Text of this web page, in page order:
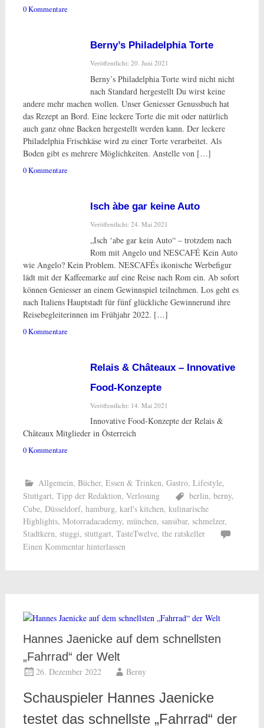
0 Kommentare
Berny’s Philadelphia Torte
Veröffentlicht: 20. Juni 2021
Berny’s Philadelphia Torte wird nicht nicht
nach Standard hergestellt Du wirst keine
andere mehr machen wollen. Unser Geniesser Genussbuch hat
das Rezept an Bord. Eine leckere Torte die mit oder natürlich
auch ganz ohne Backen hergestellt werden kann. Der leckere
Philadelphia Frischkäse wird zu einer Torte verarbeitet. Als
Boden gibt es mehrere Möglichkeiten. Anstelle von […]
0 Kommentare
Isch àbe gar keine Auto
Veröffentlicht: 24. Mai 2021
„Isch ‘abe gar kein Auto“ – trotzdem nach
Rom mit Angelo und NESCAFÉ Kein Auto
wie Angelo? Kein Problem. NESCAFÉs ikonische Werbefigur
lädt mit der Kaffeemarke auf eine Reise nach Rom ein. Ab sofort
können Geniesser an einem Gewinnspiel teilnehmen. Los geht es
nach Italiens Hauptstadt für fünf glückliche Gewinnerund ihre
Reisebegleiterinnen im Frühjahr 2022. […]
0 Kommentare
Relais & Châteaux – Innovative
Food-Konzepte
Veröffentlicht: 14. Mai 2021
Innovative Food-Konzepte der Relais &
Châteaux Mitglieder in Österreich
0 Kommentare
Allgemein, Bücher, Essen & Trinken, Gastro, Lifestyle,
Stuttgart, Tipp der Redaktion, Verlosung berlin, berny,
Cube, Düsseldorf, hamburg, karl's kitchen, kulinarische
Highlights, Motorradacademy, münchen, sansibar, schmelzer,
Stadtkern, stuggi, stuttgart, TasteTwelve, the ratskeller
Einen Kommentar hinterlassen
Hannes Jaenicke auf dem schnellsten
„Fahrrad“ der Welt
26. Dezember 2022 Berny
Schauspieler Hannes Jaenicke
testet das schnellste „Fahrrad“ der